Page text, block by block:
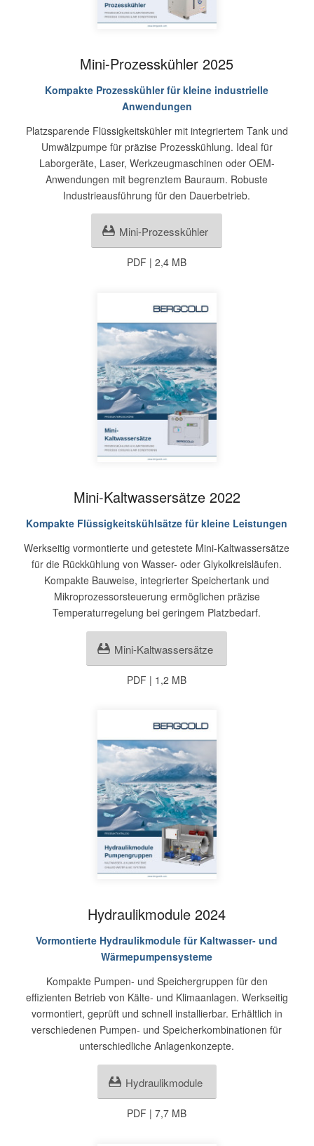
Mini-Prozesskühler 2025
Kompakte Prozesskühler für kleine industrielle
Anwendungen
Platzsparende Flüssigkeitskühler mit integriertem Tank und
Umwälzpumpe für präzise Prozesskühlung. Ideal für
Laborgeräte, Laser, Werkzeugmaschinen oder OEM-
Anwendungen mit begrenztem Bauraum. Robuste
Industrieausführung für den Dauerbetrieb.
Mini-Prozesskühler
PDF | 2,4 MB
Mini-Kaltwassersätze 2022
Kompakte Flüssigkeitskühlsätze für kleine Leistungen
Werkseitig vormontierte und getestete Mini-Kaltwassersätze
für die Rückkühlung von Wasser- oder Glykolkreisläufen.
Kompakte Bauweise, integrierter Speichertank und
Mikroprozessorsteuerung ermöglichen präzise
Temperaturregelung bei geringem Platzbedarf.
Mini-Kaltwassersätze
PDF | 1,2 MB
Hydraulikmodule 2024
Vormontierte Hydraulikmodule für Kaltwasser- und
Wärmepumpensysteme
Kompakte Pumpen- und Speichergruppen für den
effizienten Betrieb von Kälte- und Klimaanlagen. Werkseitig
vormontiert, geprüft und schnell installierbar. Erhältlich in
verschiedenen Pumpen- und Speicherkombinationen für
unterschiedliche Anlagenkonzepte.
Hydraulikmodule
PDF | 7,7 MB